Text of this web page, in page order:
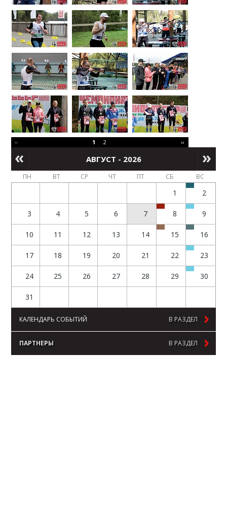
‹‹ ››
1 2
АВГУСТ - 2026
ПН ВТ СР ЧТ ПТ СБ ВС
1 2
3 4 5 6 7 8 9
10 11 12 13 14 15 16
17 18 19 20 21 22 23
24 25 26 27 28 29 30
31
КАЛЕНДАРЬ СОБЫТИЙ В РАЗДЕЛ
ПАРТНЕРЫ В РАЗДЕЛ